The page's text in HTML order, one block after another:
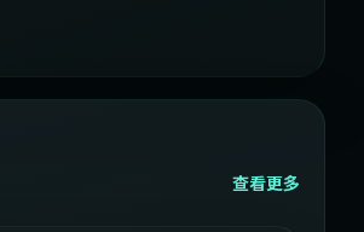
查看更多
1:07:39